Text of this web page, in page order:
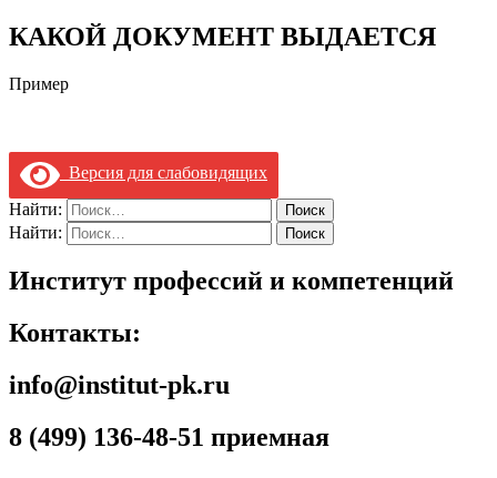
КАКОЙ ДОКУМЕНТ ВЫДАЕТСЯ
Пример
Версия для слабовидящих
Найти:
Найти:
Институт профессий и компетенций
Контакты:
info@institut-pk.ru
8 (499) 136-48-51 приемная